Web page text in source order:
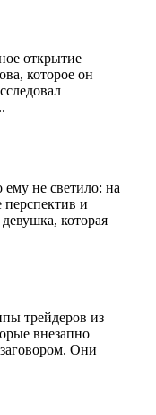
открытие
которое он
не светило: на
и
которая
трейдеров из
внезапно
Они